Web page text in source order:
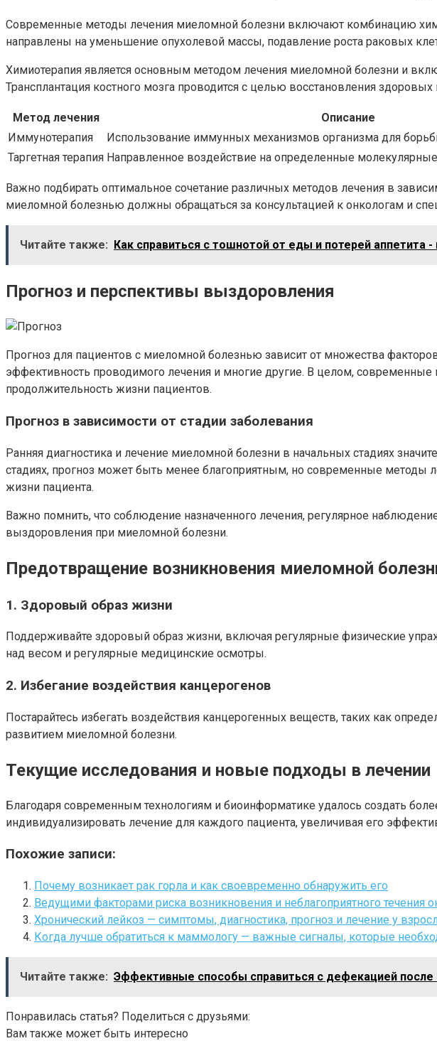
Современные методы лечения миеломной болезни включают комбинацию
направлены на уменьшение опухолевой массы, подавление роста раковых
Химиотерапия является основным методом лечения миеломной болезни и
Трансплантация костного мозга проводится с целью восстановления
Метод лечения
Описание
Иммунотерапия
Использование иммунных механизмов организма для
Таргетная терапия Направленное воздействие на определенные
Важно подбирать оптимальное сочетание различных методов лечения в
миеломной болезнью должны обращаться за консультацией к онкологам и
Читайте также: Как справиться с тошнотой от еды и потерей
Прогноз и перспективы выздоровления
Прогноз для пациентов с миеломной болезнью зависит от множества
эффективность проводимого лечения и многие другие. В целом,
продолжительность жизни пациентов.
Прогноз в зависимости от стадии заболевания
Ранняя диагностика и лечение миеломной болезни в начальных стадиях
стадиях, прогноз может быть менее благоприятным, но современные методы
жизни пациента.
Важно помнить, что соблюдение назначенного лечения, регулярное
выздоровления при миеломной болезни.
Предотвращение возникновения миеломной
1. Здоровый образ жизни
Поддерживайте здоровый образ жизни, включая регулярные физические
над весом и регулярные медицинские осмотры.
2. Избегание воздействия канцерогенов
Постарайтесь избегать воздействия канцерогенных веществ, таких как
развитием миеломной болезни.
Текущие исследования и новые подходы в лечении
Благодаря современным технологиям и биоинформатике удалось создать
индивидуализировать лечение для каждого пациента, увеличивая его
Похожие записи:
Почему возникает рак горла и как своевременно обнаружить его
Ведущими факторами риска возникновения и неблагоприятного течения
Хронический лейкоз — симптомы, диагностика, прогноз и лечение у
Когда лучше обратиться к маммологу — важные сигналы, которые
Читайте также: Эффективные способы справиться с дефекацией после
Понравилась статья? Поделиться с друзьями:
Вам также может быть интересно